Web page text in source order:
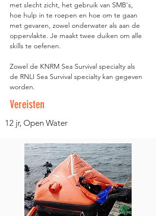
met slecht zicht, het gebruik van SMB's,
hoe hulp in te roepen en hoe om te gaan
met gevaren, zowel onderwater als aan de
oppervlakte. Je maakt twee duiken om alle
skills te oefenen.
Zowel de KNRM Sea Survival specialty als
de RNLI Sea Survival specialty kan gegeven
worden.
Vereisten
12 jr, Open Water